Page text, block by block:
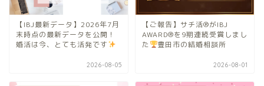
【IBJ最新データ】2026年7月
末時点の最新データを公開！
婚活は今、とても活発です
2026-08-05
【ご報告】サチ活®がIBJ
AWARD®を9期連続受賞しまし
た
豊田市の結婚相談所
2026-08-01